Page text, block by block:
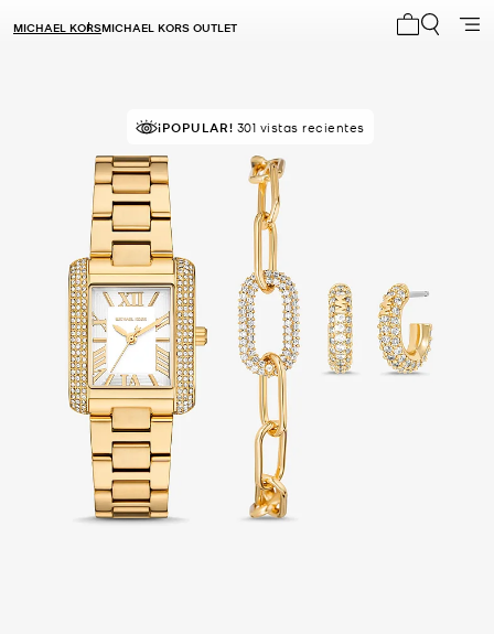
MICHAEL KORSMICHAEL KORS OUTLET
¡POPULAR! 301 vistas recientes